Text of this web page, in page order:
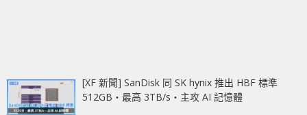
[XF 新聞] SanDisk 同 SK hynix 推出 HBF 標準
512GB‧最高 3TB/s‧主攻 AI 記憶體